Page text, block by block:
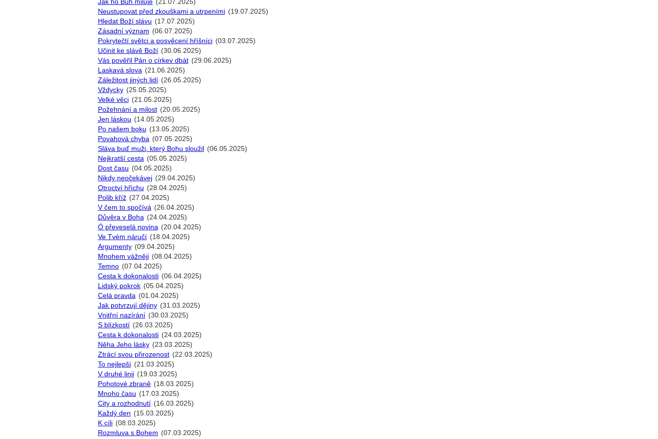
Jak ho Bůh miluje (21.07.2025)
Neustupovat před zkouškami a utrpeními (19.07.2025)
Hledat Boží slávu (17.07.2025)
Zásadní význam (06.07.2025)
Pokrytečtí světci a posvěcení hříšníci (03.07.2025)
Učinit ke slávě Boží (30.06.2025)
Vás pověřil Pán o církev dbát (29.06.2025)
Laskavá slova (21.06.2025)
Záležitost jiných lidí (26.05.2025)
Vždycky (25.05.2025)
Velké věci (21.05.2025)
Požehnání a milost (20.05.2025)
Jen láskou (14.05.2025)
Po našem boku (13.05.2025)
Povahová chyba (07.05.2025)
Sláva buď muži, který Bohu sloužil
(06.05.2025)
Nejkratší cesta (05.05.2025)
Dost času (04.05.2025)
Nikdy neočekávej (29.04.2025)
Otroctví hříchu (28.04.2025)
Polib kříž (27.04.2025)
V čem to spočívá (26.04.2025)
Důvěra v Boha (24.04.2025)
Ó převeselá novina (20.04.2025)
Ve Tvém náručí (18.04.2025)
Argumenty (09.04.2025)
Mnohem vážněji (08.04.2025)
Temno (07.04.2025)
Cesta k dokonalosti (06.04.2025)
Lidský pokrok (05.04.2025)
Celá pravda (01.04.2025)
Jak potvrzují dějiny (31.03.2025)
Vnitřní nazírání (30.03.2025)
S blízkostí (26.03.2025)
Cesta k dokonalosti (24.03.2025)
Něha Jeho lásky (23.03.2025)
Ztrácí svou přirozenost (22.03.2025)
To nejlepší (21.03.2025)
V druhé linii (19.03.2025)
Pohotové zbraně (18.03.2025)
Mnoho času (17.03.2025)
City a rozhodnutí (16.03.2025)
Každý den (15.03.2025)
K cíli (08.03.2025)
Rozmluva s Bohem (07.03.2025)